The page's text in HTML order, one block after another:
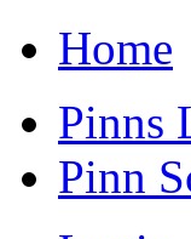
Home
Pinns
Pinn